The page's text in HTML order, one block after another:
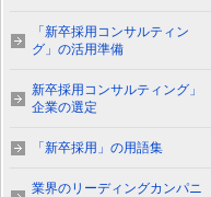
「新卒採用コンサルティン
グ」の活用準備
新卒採用コンサルティング」
企業の選定
「新卒採用」の用語集
業界のリーディングカンパニ